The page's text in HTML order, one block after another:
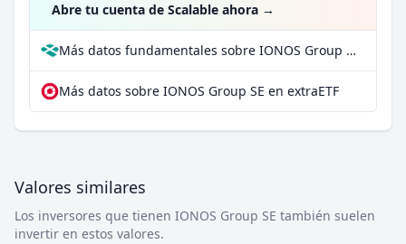
Abre tu cuenta de Scalable ahora →
Más datos fundamentales sobre IONOS Group SE en Parqet
Más datos sobre IONOS Group SE en extraETF
Valores similares
Los inversores que tienen IONOS Group SE también suelen
invertir en estos valores.